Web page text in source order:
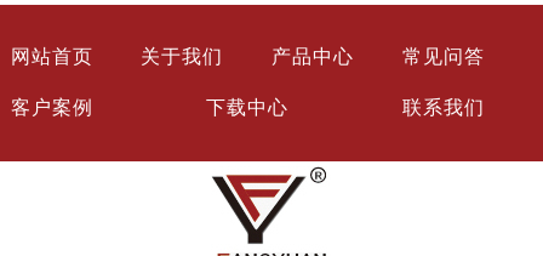
网站首页 关于我们 产品中心 常见问答
客户案例 下载中心 联系我们